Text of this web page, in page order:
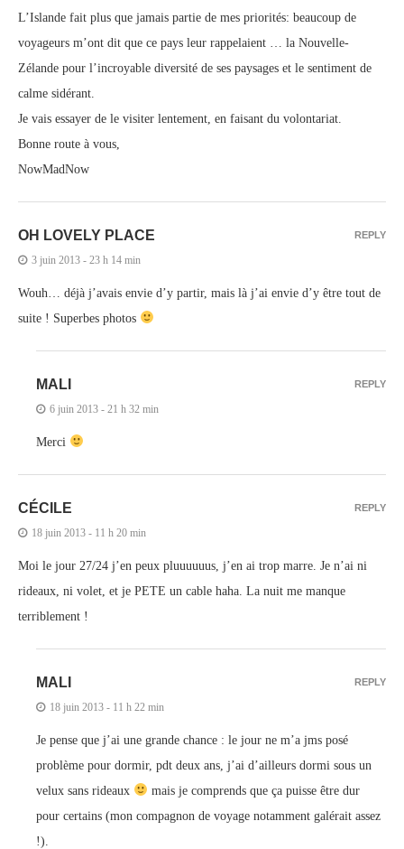
L’Islande fait plus que jamais partie de mes priorités: beaucoup de
voyageurs m’ont dit que ce pays leur rappelaient … la Nouvelle-
Zélande pour l’incroyable diversité de ses paysages et le sentiment de
calme sidérant.
Je vais essayer de le visiter lentement, en faisant du volontariat.
Bonne route à vous,
NowMadNow
OH LOVELY PLACE
3 juin 2013 - 23 h 14 min
Wouh… déjà j’avais envie d’y partir, mais là j’ai envie d’y être tout de
suite ! Superbes photos
REPLY
MALI
6 juin 2013 - 21 h 32 min
Merci
REPLY
CÉCILE
18 juin 2013 - 11 h 20 min
Moi le jour 27/24 j’en peux pluuuuuus, j’en ai trop marre. Je n’ai ni
rideaux, ni volet, et je PETE un cable haha. La nuit me manque
terriblement !
REPLY
MALI
18 juin 2013 - 11 h 22 min
Je pense que j’ai une grande chance : le jour ne m’a jms posé
problème pour dormir, pdt deux ans, j’ai d’ailleurs dormi sous un
velux sans rideaux
mais je comprends que ça puisse être dur
pour certains (mon compagnon de voyage notamment galérait assez
!).
REPLY